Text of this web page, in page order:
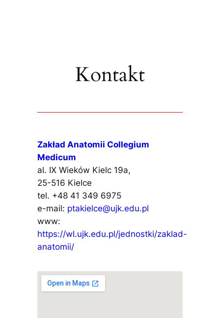
Kontakt
Zakład Anatomii Collegium
Medicum
al. IX Wieków Kielc 19a,
25-516 Kielce
tel. +48 41 349 6975
e-mail: ptakielce@ujk.edu.pl
www:
https://wl.ujk.edu.pl/jednostki/zaklad-
anatomii/